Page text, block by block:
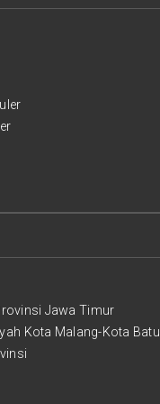
Jawa Timur
Kota Malang-Kota Batu